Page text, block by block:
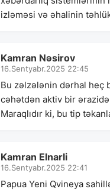
izləməsi və əhalinin
Kamran Nəsirov
16.Sentyabr.2025 22:45
Bu zəlzələnin dərhal heç
cəhətdən aktiv bir
Maraqlıdır ki, bu tip
Kamran Elnarli
16.Sentyabr.2025 22:41
Papua Yeni Qvineya